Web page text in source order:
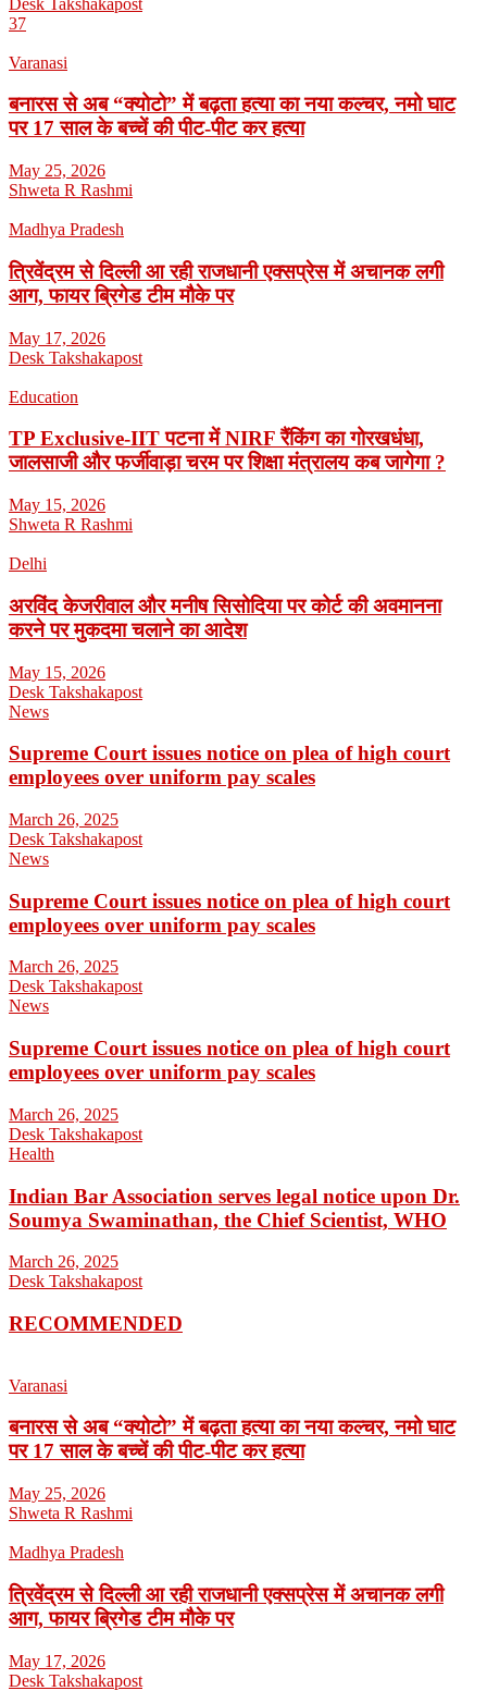
37
Varanasi
बनारस से अब “क्योटो” में बढ़ता हत्या का नया कल्चर, नमो घाट
पर 17 साल के बच्चें की पीट-पीट कर हत्या
May 25, 2026
Shweta R Rashmi
Madhya Pradesh
त्रिवेंद्रम से दिल्ली आ रही राजधानी एक्सप्रेस में अचानक लगी
आग, फायर ब्रिगेड टीम मौके पर
May 17, 2026
Desk Takshakapost
Education
TP Exclusive-IIT पटना में NIRF रैंकिंग का गोरखधंधा,
जालसाजी और फर्जीवाड़ा चरम पर शिक्षा मंत्रालय कब जागेगा ?
May 15, 2026
Shweta R Rashmi
Delhi
अरविंद केजरीवाल और मनीष सिसोदिया पर कोर्ट की अवमानना
करने पर मुकदमा चलाने का आदेश
May 15, 2026
Desk Takshakapost
News
Supreme Court issues notice on plea of high court
employees over uniform pay scales
March 26, 2025
Desk Takshakapost
News
Supreme Court issues notice on plea of high court
employees over uniform pay scales
March 26, 2025
Desk Takshakapost
News
Supreme Court issues notice on plea of high court
employees over uniform pay scales
March 26, 2025
Desk Takshakapost
Health
Indian Bar Association serves legal notice upon Dr.
Soumya Swaminathan, the Chief Scientist, WHO
March 26, 2025
Desk Takshakapost
RECOMMENDED
Varanasi
बनारस से अब “क्योटो” में बढ़ता हत्या का नया कल्चर, नमो घाट
पर 17 साल के बच्चें की पीट-पीट कर हत्या
May 25, 2026
Shweta R Rashmi
Madhya Pradesh
त्रिवेंद्रम से दिल्ली आ रही राजधानी एक्सप्रेस में अचानक लगी
आग, फायर ब्रिगेड टीम मौके पर
May 17, 2026
Desk Takshakapost